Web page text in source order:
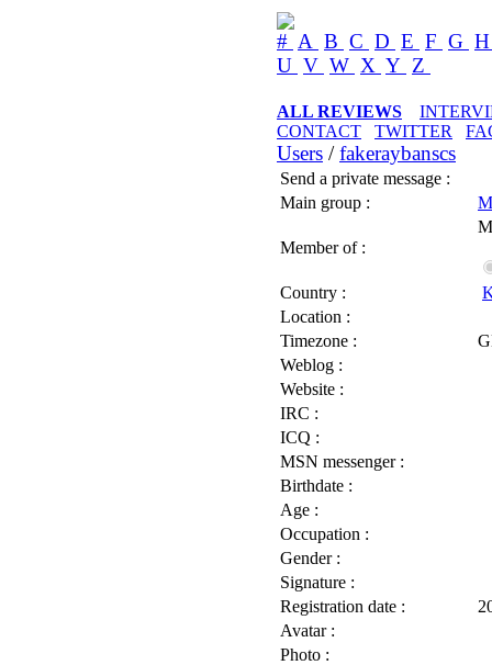
# A B C D E F G
U V W X Y Z
ALL REVIEWS
CONTACT
TWITTER
Users /fakeraybanscs
Send a private message :
Main group :
Member of :
Country :
Location :
Timezone :
Weblog :
Website :
IRC :
ICQ :
MSN messenger :
Birthdate :
Age :
Occupation :
Gender :
Signature :
Registration date :
Avatar :
Photo :